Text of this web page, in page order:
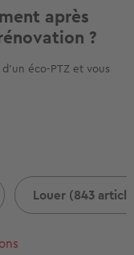
après
?
éco-PTZ et vous
Louer (843